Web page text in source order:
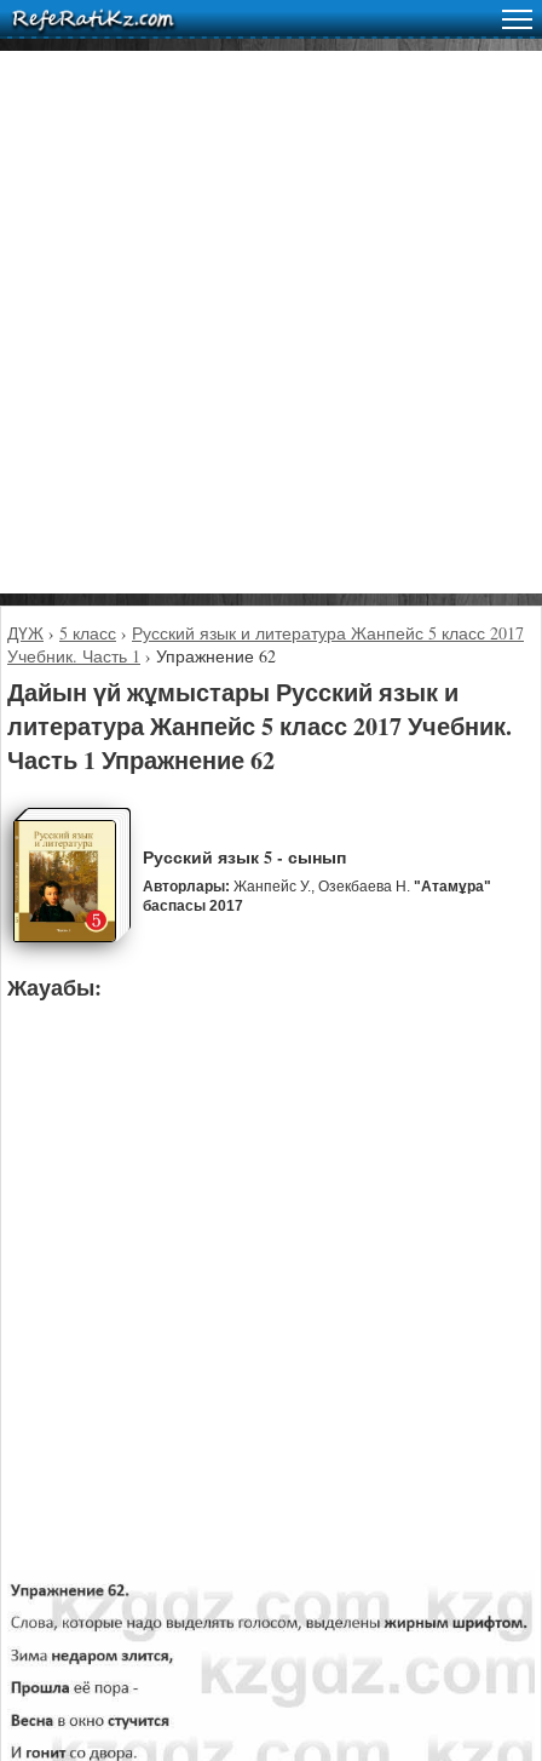
ДҮЖ › 5 класс › Русский язык и литература Жанпейс 5 класс 2017
Учебник. Часть 1 › Упражнение 62
Дайын үй жұмыстары Русский язык и
литература Жанпейс 5 класс 2017 Учебник.
Часть 1 Упражнение 62
Русский язык 5 - сынып
Авторлары: Жанпейс У., Озекбаева Н. "Атамұра"
баспасы 2017
Жауабы: